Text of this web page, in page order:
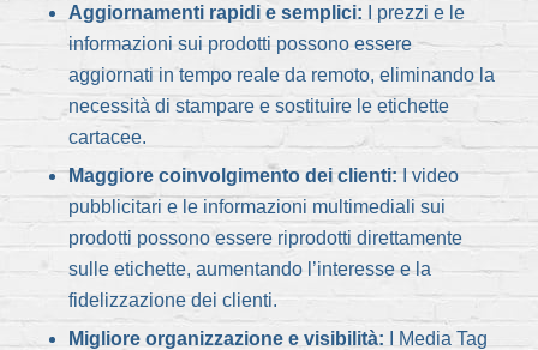
Aggiornamenti rapidi e semplici: I prezzi e le
informazioni sui prodotti possono essere
aggiornati in tempo reale da remoto, eliminando la
necessità di stampare e sostituire le etichette
cartacee.
Maggiore coinvolgimento dei clienti:I video
pubblicitari e le informazioni multimediali sui
prodotti possono essere riprodotti direttamente
sulle etichette, aumentando l’interesse e la
fidelizzazione dei clienti.
Migliore organizzazione e visibilità: I Media Tag